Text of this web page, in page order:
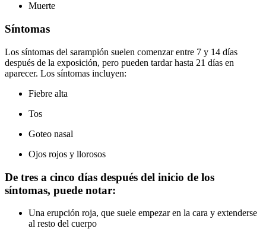
Muerte
Síntomas
Los síntomas del sarampión suelen comenzar entre 7 y 14 días
después de la exposición, pero pueden tardar hasta 21 días en
aparecer. Los síntomas incluyen:
Fiebre alta
Tos
Goteo nasal
Ojos rojos y llorosos
De tres a cinco días después del inicio de los
síntomas, puede notar:
Una erupción roja, que suele empezar en la cara y extenderse
al resto del cuerpo